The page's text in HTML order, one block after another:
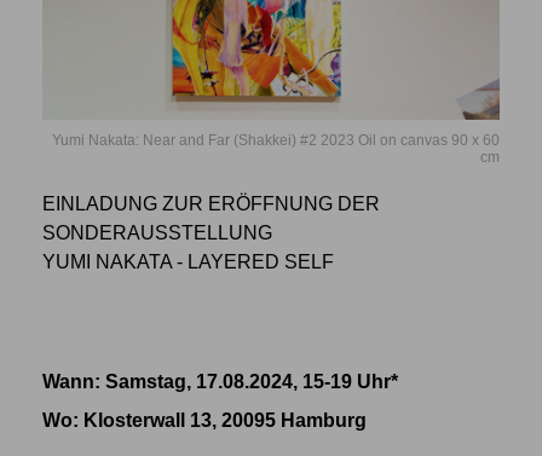
Yumi Nakata: Near and Far (Shakkei) #2 2023 Oil on canvas 90 x 60
cm
EINLADUNG ZUR ERÖFFNUNG DER
SONDERAUSSTELLUNG
YUMI NAKATA - LAYERED SELF
Wann: Samstag, 17.08.2024, 15-19 Uhr*
Wo: Klosterwall 13, 20095 Hamburg